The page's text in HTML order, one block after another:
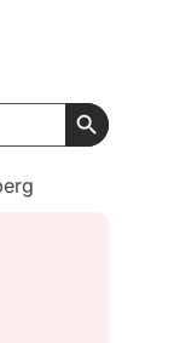
Search